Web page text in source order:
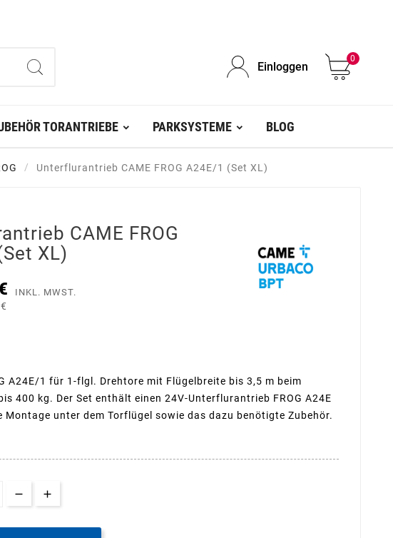
Einloggen
0
TORANTRIEBE PARKSYSTEME BLOG
Unterflurantrieb CAME FROG A24E/1 (Set XL)
CAME FROG
XL)
INKL. MWST.
A24E/1 für 1-flgl. Drehtore mit Flügelbreite bis 3,5 m beim
400 kg. Der Set enthält einen 24V-Unterflurantrieb FROG A24E
unter dem Torflügel sowie das dazu benötigte Zubehör.